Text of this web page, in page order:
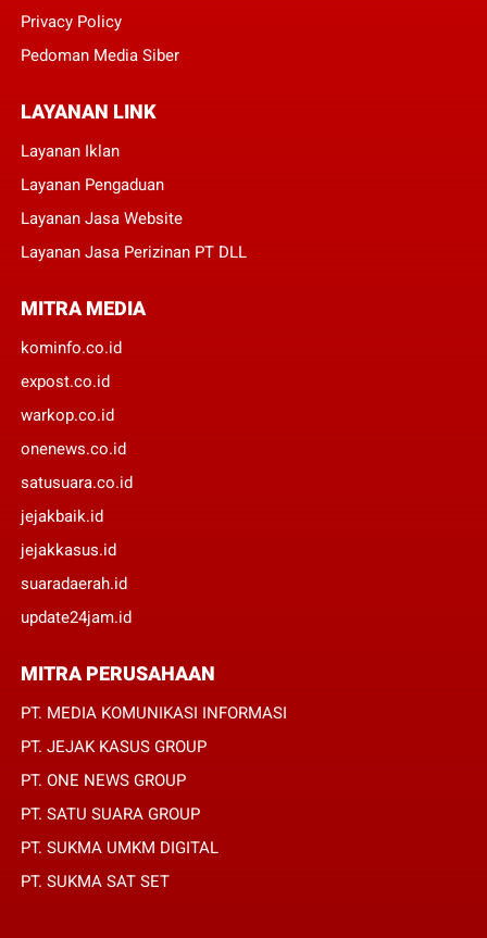
Privacy Policy
Pedoman Media Siber
LAYANAN LINK
Layanan Iklan
Layanan Pengaduan
Layanan Jasa Website
Layanan Jasa Perizinan PT DLL
MITRA MEDIA
kominfo.co.id
expost.co.id
warkop.co.id
onenews.co.id
satusuara.co.id
jejakbaik.id
jejakkasus.id
suaradaerah.id
update24jam.id
MITRA PERUSAHAAN
PT. MEDIA KOMUNIKASI INFORMASI
PT. JEJAK KASUS GROUP
PT. ONE NEWS GROUP
PT. SATU SUARA GROUP
PT. SUKMA UMKM DIGITAL
PT. SUKMA SAT SET